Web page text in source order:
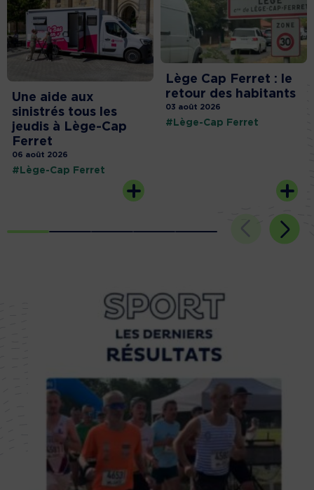
Une aide aux
sinistrés tous les
jeudis à Lège-Cap
Ferret
06 août 2026
#Lège-Cap Ferret
Lège Cap Ferret : le
retour des habitants
03 août 2026
#Lège-Cap Ferret